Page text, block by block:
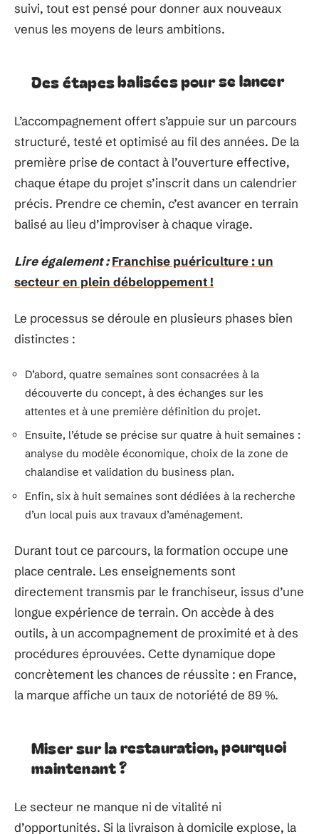
suivi, tout est pensé pour donner aux nouveaux
venus les moyens de leurs ambitions.
Des étapes balisées pour se lancer
L’accompagnement offert s’appuie sur un parcours
structuré, testé et optimisé au fil des années. De la
première prise de contact à l’ouverture effective,
chaque étape du projet s’inscrit dans un calendrier
précis. Prendre ce chemin, c’est avancer en terrain
balisé au lieu d’improviser à chaque virage.
Lire également : Franchise puériculture : un
secteur en plein débeloppement !
Le processus se déroule en plusieurs phases bien
distinctes :
D’abord, quatre semaines sont consacrées à la
découverte du concept, à des échanges sur les
attentes et à une première définition du projet.
Ensuite, l’étude se précise sur quatre à huit semaines :
analyse du modèle économique, choix de la zone de
chalandise et validation du business plan.
Enfin, six à huit semaines sont dédiées à la recherche
d’un local puis aux travaux d’aménagement.
Durant tout ce parcours, la formation occupe une
place centrale. Les enseignements sont
directement transmis par le franchiseur, issus d’une
longue expérience de terrain. On accède à des
outils, à un accompagnement de proximité et à des
procédures éprouvées. Cette dynamique dope
concrètement les chances de réussite : en France,
la marque affiche un taux de notoriété de 89 %.
Miser sur la restauration, pourquoi
maintenant ?
Le secteur ne manque ni de vitalité ni
d’opportunités. Si la livraison à domicile explose, la